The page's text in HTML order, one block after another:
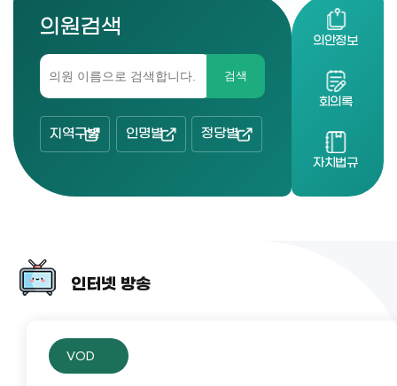
의원검색
검색
지역구별 인명별 정당별
의안정보
회의록
자치법규
인터넷 방송
VOD